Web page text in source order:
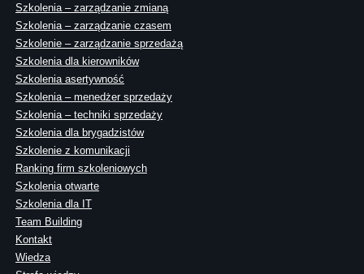
Szkolenia – zarządzanie zmianą
Szkolenia – zarządzanie czasem
Szkolenie – zarządzanie sprzedażą
Szkolenia dla kierowników
Szkolenia asertywność
Szkolenia – menedżer sprzedaży
Szkolenia – techniki sprzedaży
Szkolenia dla brygadzistów
Szkolenie z komunikacji
Ranking firm szkoleniowych
Szkolenia otwarte
Szkolenia dla IT
Team Building
Kontakt
Wiedza